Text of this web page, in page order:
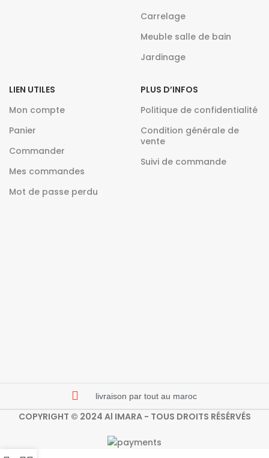
Carrelage
Meuble salle de bain
Jardinage
LIEN UTILES
Mon compte
Panier
Commander
Mes commandes
Mot de passe perdu
PLUS D’INFOS
Politique de confidentialité
Condition générale de
vente
Suivi de commande
livraison par tout au maroc
COPYRIGHT © 2024 Al IMARA - TOUS DROITS RÉSÉRVÉS